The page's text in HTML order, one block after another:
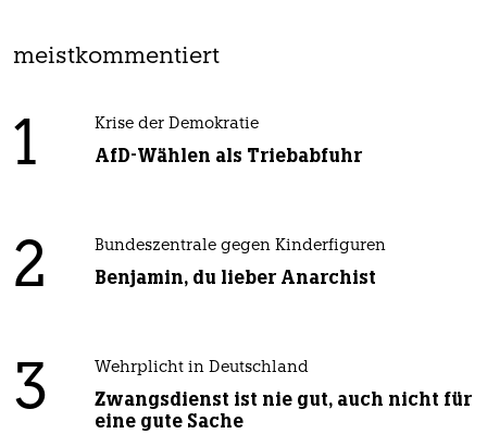
meistkommentiert
1 Krise der Demokratie
AfD-Wählen als Triebabfuhr
2 Bundeszentrale gegen Kinderfiguren
Benjamin, du lieber Anarchist
3 Wehrplicht in Deutschland
Zwangsdienst ist nie gut, auch nicht für
eine gute Sache